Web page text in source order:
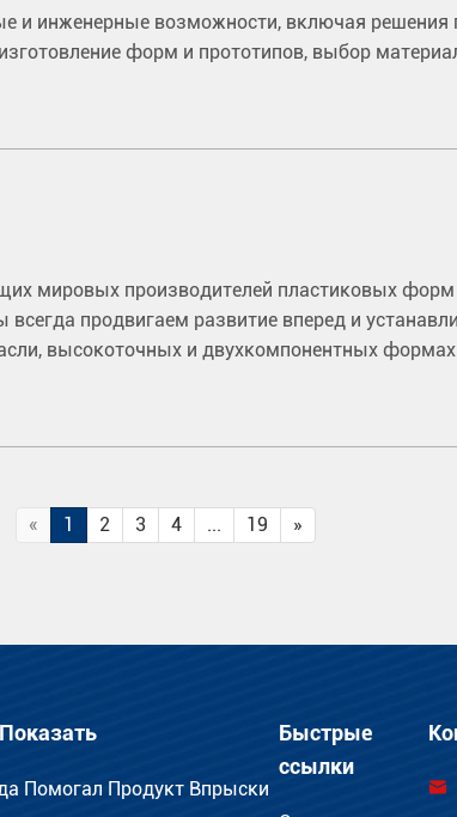
и инженерные возможности, включая решения
форм и прототипов, выбор
мировых производителей пластиковых
продвигаем развитие вперед и
высокоточных и двухкомпонентных
« 1 2 3 4 ... 19 »
Помогал Продукт Впрыски
Быстрые
ссылки
